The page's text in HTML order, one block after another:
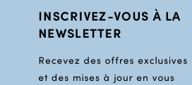
INSCRIVEZ-VOUS À LA
NEWSLETTER
Recevez des offres exclusives
et des mises à jour en vous